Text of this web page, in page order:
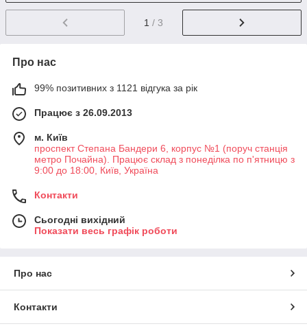
1 / 3
Про нас
99% позитивних з 1121 відгука за рік
Працює з 26.09.2013
м. Київ
проспект Степана Бандери 6, корпус №1 (поруч станція
метро Почайна). Працює склад з понеділка по п'ятницю з
9:00 до 18:00, Київ, Україна
Контакти
Сьогодні вихідний
Показати весь графік роботи
Про нас
Контакти